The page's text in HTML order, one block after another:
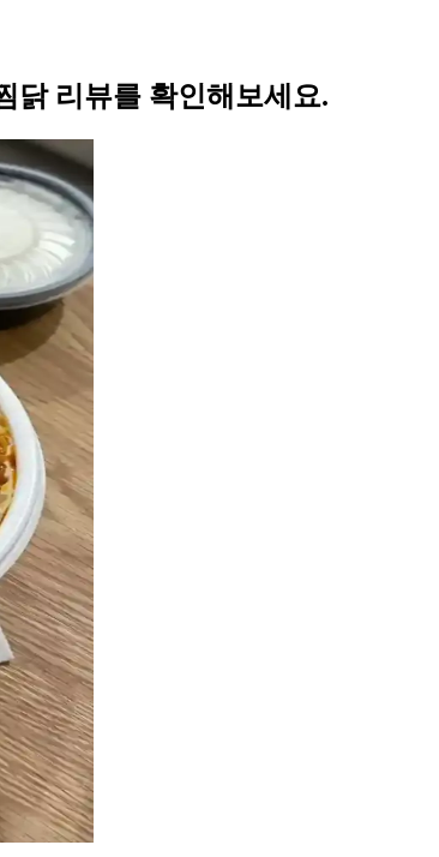
닭 리뷰를 확인해보세요.